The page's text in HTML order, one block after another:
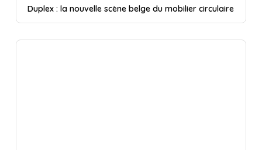
Duplex : la nouvelle scène belge du mobilier circulaire